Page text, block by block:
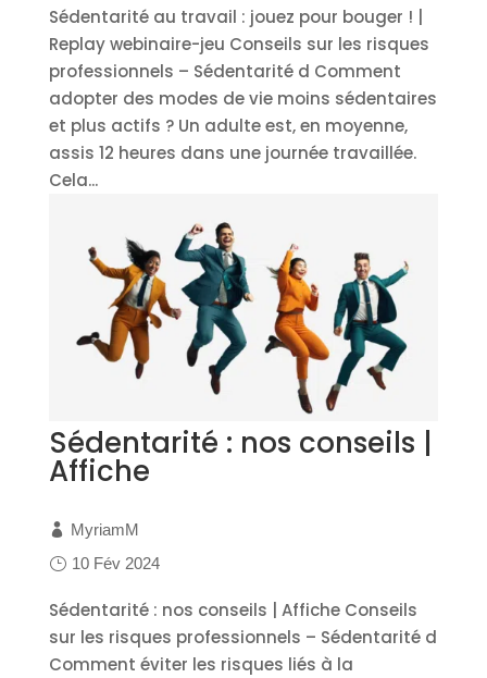
Sédentarité au travail : jouez pour bouger ! |
Replay webinaire-jeu Conseils sur les risques
professionnels – Sédentarité d Comment
adopter des modes de vie moins sédentaires
et plus actifs ? Un adulte est, en moyenne,
assis 12 heures dans une journée travaillée.
Cela...
Sédentarité : nos conseils |
Affiche
MyriamM
10 Fév 2024
Sédentarité : nos conseils | Affiche Conseils
sur les risques professionnels – Sédentarité d
Comment éviter les risques liés à la